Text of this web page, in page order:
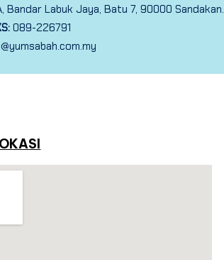
Bandar Labuk Jaya, Batu 7, 90000 Sandakan.
089-226791